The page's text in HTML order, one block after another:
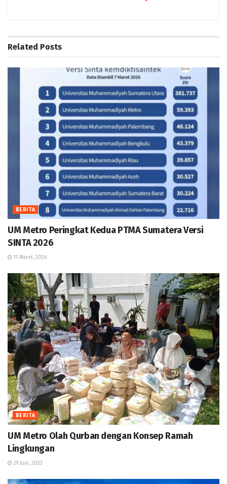
Related Posts
BERITA
UM Metro Peringkat Kedua PTMA Sumatera Versi
SINTA 2026
11 Maret, 2026
BERITA
UM Metro Olah Qurban dengan Konsep Ramah
Lingkungan
29 Juni, 2023